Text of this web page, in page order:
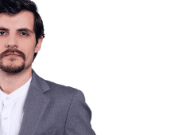
chance de détecter les
processus et l'ensemble de son
guerre réelle.